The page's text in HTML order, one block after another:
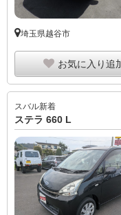
埼玉県越谷市
お気に入り追
スバル新着
ステラ 660 L